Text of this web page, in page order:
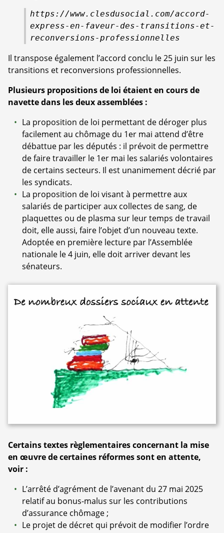
https://www.clesdusocial.com/accord-
express-en-faveur-des-transitions-et-
reconversions-professionnelles
Il transpose également l’accord conclu le 25 juin sur les
transitions et reconversions professionnelles.
Plusieurs propositions de loi étaient en cours de
navette dans les deux assemblées :
La proposition de loi permettant de déroger plus
facilement au chômage du 1er mai attend d’être
débattue par les députés : il prévoit de permettre
de faire travailler le 1er mai les salariés volontaires
de certains secteurs. Il est unanimement décrié par
les syndicats.
La proposition de loi visant à permettre aux
salariés de participer aux collectes de sang, de
plaquettes ou de plasma sur leur temps de travail
doit, elle aussi, faire l’objet d’un nouveau texte.
Adoptée en première lecture par l’Assemblée
nationale le 4 juin, elle doit arriver devant les
sénateurs.
Certains textes règlementaires concernant la mise
en œuvre de certaines réformes sont en attente,
voir :
L’arrêté d’agrément de l’avenant du 27 mai 2025
relatif au bonus-malus sur les contributions
d’assurance chômage ;
Le projet de décret qui prévoit de modifier l’ordre